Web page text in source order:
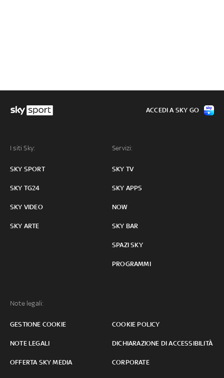
I siti Sky:
SKY SPORT
SKY TG24
SKY VIDEO
SKY ARTE
Servizi:
SKY TV
SKY APPS
NOW
SKY BAR
SPAZI SKY
PROGRAMMI
Note legali:
GESTIONE COOKIE COOKIE POLICY
NOTE LEGALI DICHIARAZIONE DI ACCESSIBILITÀ
OFFERTA SKY MEDIA CORPORATE
ACCEDI A SKY GO